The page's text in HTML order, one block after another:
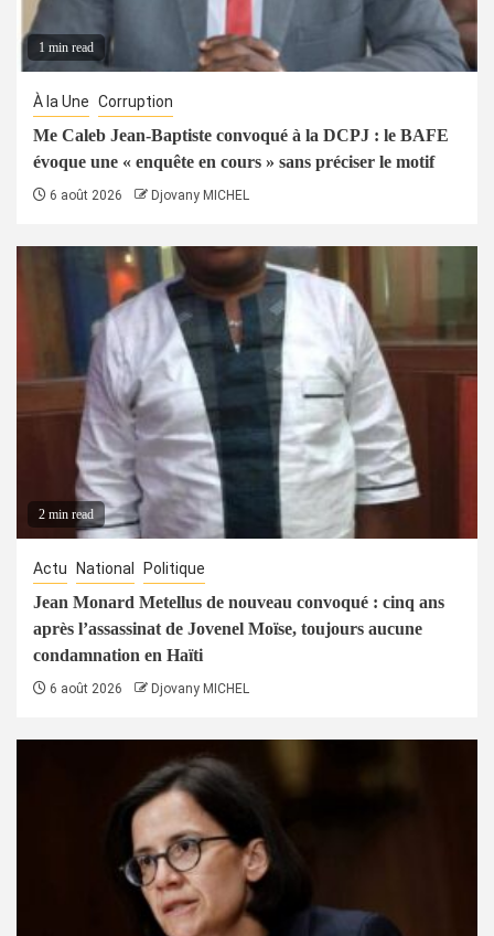
1 min read
À la Une Corruption
Me Caleb Jean-Baptiste convoqué à la DCPJ : le BAFE
évoque une « enquête en cours » sans préciser le motif
6 août 2026 Djovany MICHEL
2 min read
Actu National Politique
Jean Monard Metellus de nouveau convoqué : cinq ans
après l’assassinat de Jovenel Moïse, toujours aucune
condamnation en Haïti
6 août 2026 Djovany MICHEL